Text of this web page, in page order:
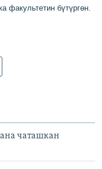
факультетин бүтүргөн
чаташкан